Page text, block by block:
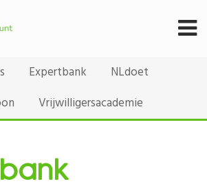
Expertbank
NLdoet
Vrijwilligersacademie